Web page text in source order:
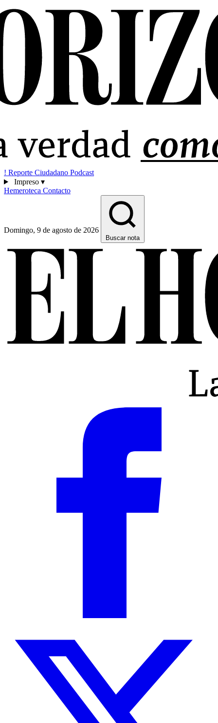
! Reporte Ciudadano Podcast
Impreso ▾
Hemeroteca Contacto
Domingo, 9 de agosto de 2026
Buscar nota